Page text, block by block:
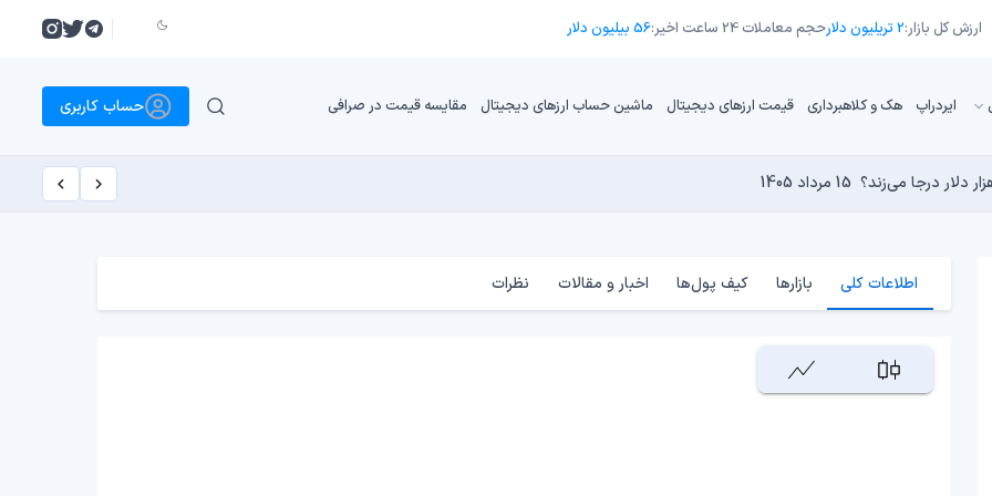
ارزش کل بازار:2 تریلیون دلار حجم معاملات 24 ساعت اخیر: 56 بیلیون دلار
ایردراپ هک و کلاهبرداری قیمت ارزهای دیجیتال ماشین حساب ارزهای دیجیتال مقایسه قیمت در صرافی حساب کاربری
15 مرداد 1405
به پایان رسیده است؟ 14 مرداد 1405 14 مرداد 1405 13 مرداد 1405 کریپتو تبدیل شدند؟ 13 مرداد 1405
اطلاعات کلی بازارها کیف پول‌ها اخبار و مقالات نظرات